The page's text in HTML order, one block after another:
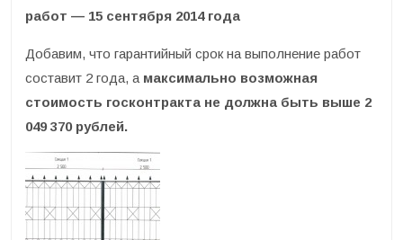
работ — 15 сентября 2014 года
Добавим, что гарантийный срок на выполнение работ
составит 2 года, а максимально возможная
стоимость госконтракта не должна быть выше 2
049 370 рублей.